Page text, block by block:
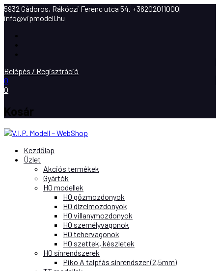
5932 Gádoros, Rákóczi Ferenc utca 54. +36202011000
info@vipmodell.hu
Belépés / Regisztráció
0
0
Kosár
Kezdőlap
Üzlet
Akciós termékek
Gyártók
H0 modellek
H0 gőzmozdonyok
H0 dízelmozdonyok
H0 villanymozdonyok
H0 személyvagonok
H0 tehervagonok
H0 szettek, készletek
H0 sínrendszerek
Piko A talpfás sínrendszer (2,5mm)